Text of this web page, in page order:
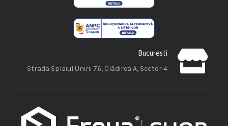
Bucuresti
Strada Splaiul Unirii 76, Clădirea A, Sector 4